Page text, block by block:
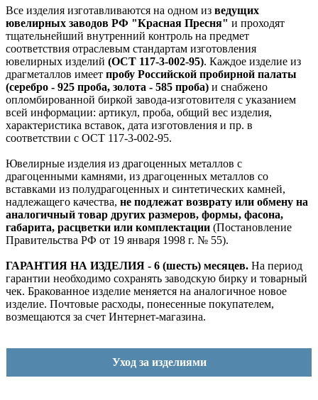
Все изделия изготавливаются на одном из ведущих
ювелирных заводов РФ "Красная Пресня" и проходят
тщательнейший внутренний контроль на предмет
соответствия отраслевым стандартам изготовления
ювелирных изделий (ОСТ 117-3-002-95). Каждое изделие из
драгметаллов имеет пробу Российской пробирной палаты
(серебро - 925 проба, золота - 585 проба) и снабжено
опломбированной биркой завода-изготовителя с указанием
всей информации: артикул, проба, общий вес изделия,
характеристика вставок, дата изготовления и пр. в
соответствии с ОСТ 117-3-002-95.
Ювелирные изделия из драгоценных металлов с
драгоценными камнями, из драгоценных металлов со
вставками из полудрагоценных и синтетических камней,
надлежащего качества, не подлежат возврату или обмену на
аналогичный товар других размеров, формы, фасона,
габарита, расцветки или комплектации (Постановление
Правительства РФ от 19 января 1998 г. № 55).
ГАРАНТИЯ НА ИЗДЕЛИЯ - 6 (шесть) месяцев. На период
гарантии необходимо сохранять заводскую бирку и товарный
чек. Бракованное изделие меняется на аналогичное новое
изделие. Почтовые расходы, понесенные покупателем,
возмещаются за счет Интернет-магазина.
Уход за изделиями